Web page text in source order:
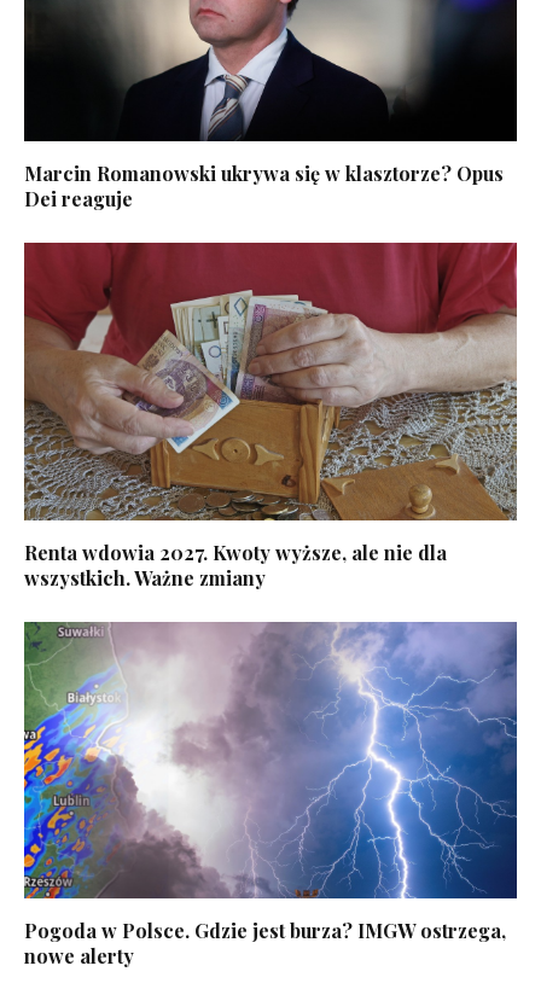
Marcin Romanowski ukrywa się w klasztorze? Opus
Dei reaguje
Renta wdowia 2027. Kwoty wyższe, ale nie dla
wszystkich. Ważne zmiany
Pogoda w Polsce. Gdzie jest burza? IMGW ostrzega,
nowe alerty